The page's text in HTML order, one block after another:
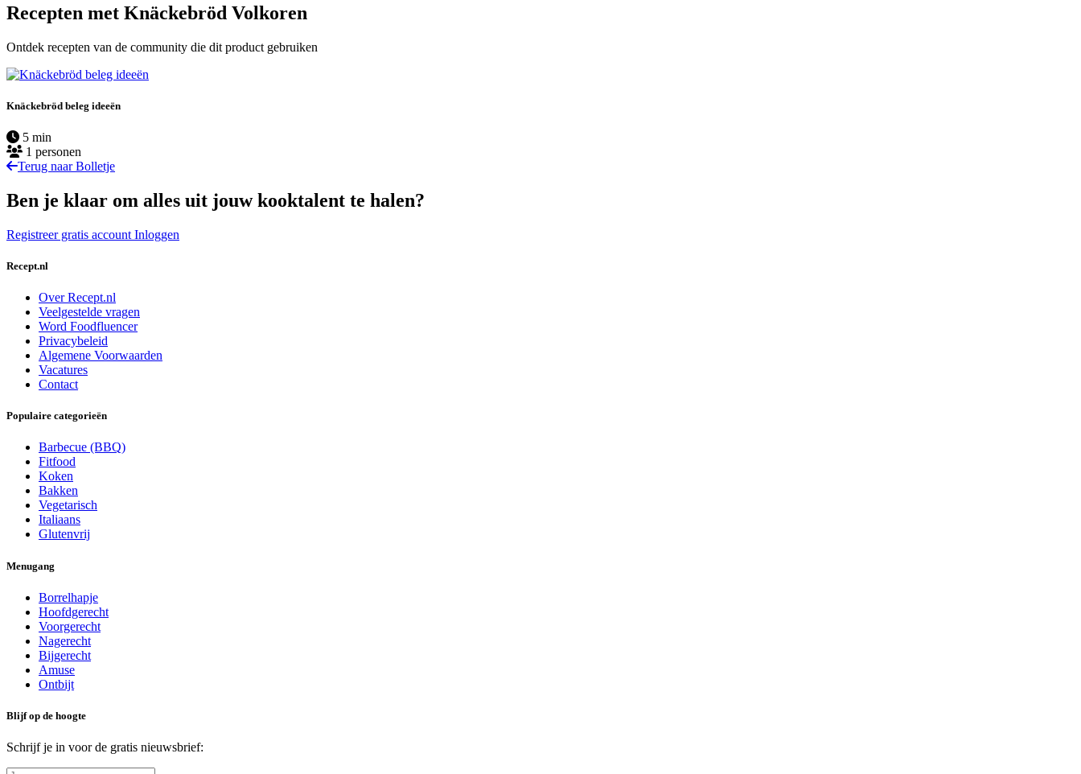
Recepten met Knäckebröd Volkoren
Ontdek recepten van de community die dit product gebruiken
Knäckebröd beleg ideeën
5 min
1 personen
Terug naar Bolletje
Ben je klaar om alles uit jouw kooktalent te halen?
Registreer gratis account Inloggen
Recept.nl
Over Recept.nl
Veelgestelde vragen
Word Foodfluencer
Privacybeleid
Algemene Voorwaarden
Vacatures
Contact
Populaire categorieën
Barbecue (BBQ)
Fitfood
Koken
Bakken
Vegetarisch
Italiaans
Glutenvrij
Menugang
Borrelhapje
Hoofdgerecht
Voorgerecht
Nagerecht
Bijgerecht
Amuse
Ontbijt
Blijf op de hoogte
Schrijf je in voor de gratis nieuwsbrief: